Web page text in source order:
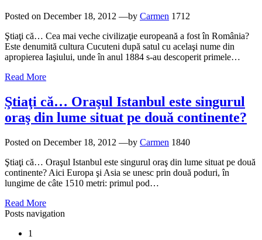
Posted on December 18, 2012 —by Carmen 1712
Ştiaţi că… Cea mai veche civilizaţie europeană a fost în România?
Este denumită cultura Cucuteni după satul cu acelaşi nume din
apropierea Iaşiului, unde în anul 1884 s-au descoperit primele…
Read More
Ştiaţi că… Oraşul Istanbul este singurul
oraş din lume situat pe două continente?
Posted on December 18, 2012 —by Carmen 1840
Ştiaţi că… Oraşul Istanbul este singurul oraş din lume situat pe două
continente? Aici Europa şi Asia se unesc prin două poduri, în
lungime de câte 1510 metri: primul pod…
Read More
Posts navigation
1